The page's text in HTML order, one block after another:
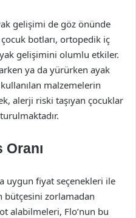
gelişimi de göz önünde
çocuk botları, ortopedik iç
gelişimini olumlu etkiler.
ya da yürürken ayak
malzemelerin
alerji riski taşıyan çocuklar
uygun fiyat seçenekleri ile
bütçesini zorlamadan
alabilmeleri, Flo’nun bu